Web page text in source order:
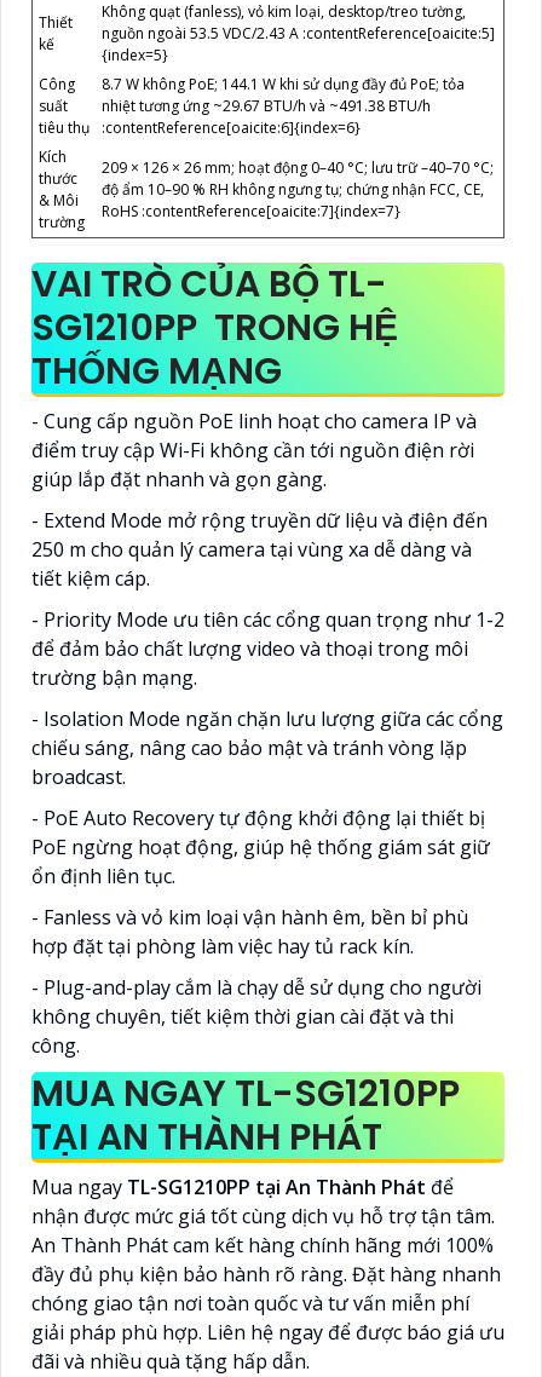
Thiết
kế
Không quạt (fanless), vỏ kim loại, desktop/treo tường,
nguồn ngoài 53.5 VDC/2.43 A :contentReference[oaicite:5]
{index=5}
Công
suất
tiêu thụ
8.7 W không PoE; 144.1 W khi sử dụng đầy đủ PoE; tỏa
nhiệt tương ứng ~29.67 BTU/h và ~491.38 BTU/h
:contentReference[oaicite:6]{index=6}
Kích
thước
& Môi
trường
209 × 126 × 26 mm; hoạt động 0–40 °C; lưu trữ –40–70 °C;
độ ẩm 10–90 % RH không ngưng tụ; chứng nhận FCC, CE,
RoHS :contentReference[oaicite:7]{index=7}
VAI TRÒ CỦA BỘ TL-
SG1210PP TRONG HỆ
THỐNG MẠNG
- Cung cấp nguồn PoE linh hoạt cho camera IP và
điểm truy cập Wi-Fi không cần tới nguồn điện rời
giúp lắp đặt nhanh và gọn gàng.
- Extend Mode mở rộng truyền dữ liệu và điện đến
250 m cho quản lý camera tại vùng xa dễ dàng và
tiết kiệm cáp.
- Priority Mode ưu tiên các cổng quan trọng như 1-2
để đảm bảo chất lượng video và thoại trong môi
trường bận mạng.
- Isolation Mode ngăn chặn lưu lượng giữa các cổng
chiếu sáng, nâng cao bảo mật và tránh vòng lặp
broadcast.
- PoE Auto Recovery tự động khởi động lại thiết bị
PoE ngừng hoạt động, giúp hệ thống giám sát giữ
ổn định liên tục.
- Fanless và vỏ kim loại vận hành êm, bền bỉ phù
hợp đặt tại phòng làm việc hay tủ rack kín.
- Plug-and-play cắm là chạy dễ sử dụng cho người
không chuyên, tiết kiệm thời gian cài đặt và thi
công.
MUA NGAY TL-SG1210PP
TẠI AN THÀNH PHÁT
Mua ngay TL-SG1210PP tại An Thành Phát để
nhận được mức giá tốt cùng dịch vụ hỗ trợ tận tâm.
An Thành Phát cam kết hàng chính hãng mới 100%
đầy đủ phụ kiện bảo hành rõ ràng. Đặt hàng nhanh
chóng giao tận nơi toàn quốc và tư vấn miễn phí
giải pháp phù hợp. Liên hệ ngay để được báo giá ưu
đãi và nhiều quà tặng hấp dẫn.